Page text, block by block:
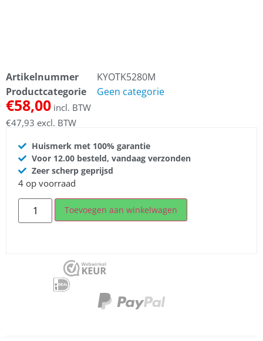
Artikelnummer
KYOTK5280M
Productcategorie
Geen categorie
€58,00 incl. BTW
€47,93 excl. BTW
Huismerk met 100% garantie
Voor 12.00 besteld, vandaag verzonden
Zeer scherp geprijsd
4 op voorraad
Toevoegen aan winkelwagen